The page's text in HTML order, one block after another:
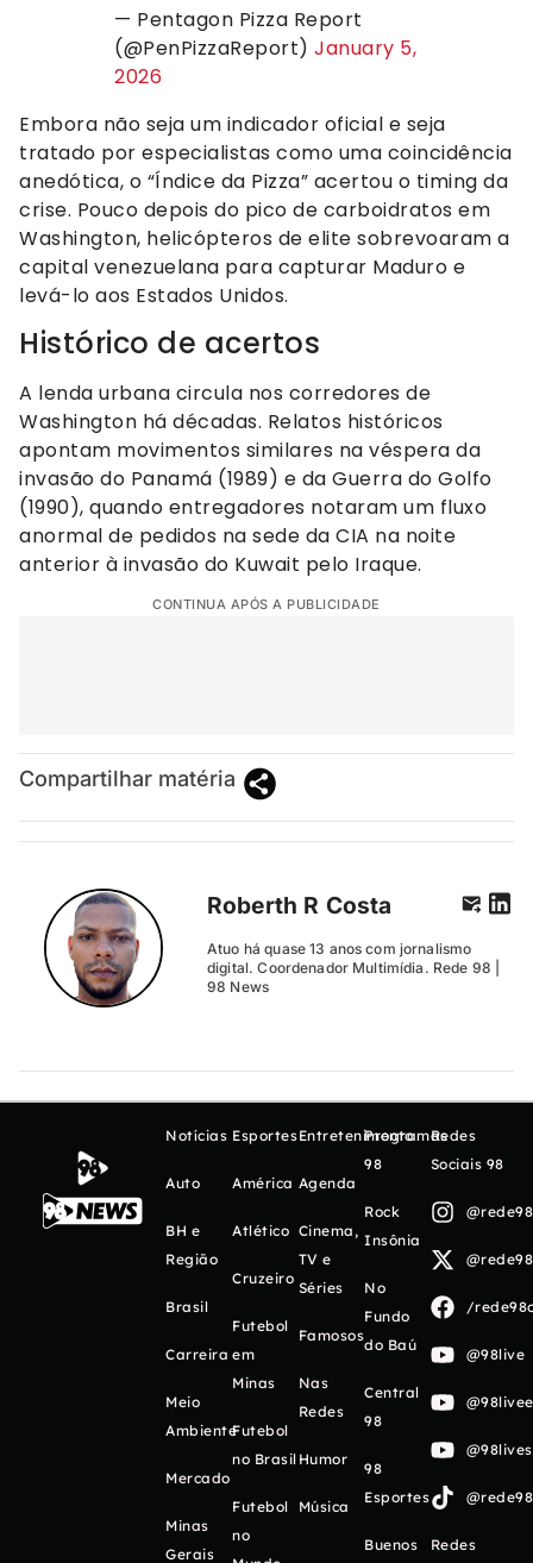
— Pentagon Pizza Report
(@PenPizzaReport) January 5,
2026
Embora não seja um indicador oficial e seja
tratado por especialistas como uma coincidência
anedótica, o “Índice da Pizza” acertou o timing da
crise. Pouco depois do pico de carboidratos em
Washington, helicópteros de elite sobrevoaram a
capital venezuelana para capturar Maduro e
levá-lo aos Estados Unidos.
Histórico de acertos
A lenda urbana circula nos corredores de
Washington há décadas. Relatos históricos
apontam movimentos similares na véspera da
invasão do Panamá (1989) e da Guerra do Golfo
(1990), quando entregadores notaram um fluxo
anormal de pedidos na sede da CIA na noite
anterior à invasão do Kuwait pelo Iraque.
CONTINUA APÓS A PUBLICIDADE
Compartilhar matéria
Roberth R Costa
Atuo há quase 13 anos com jornalismo
digital. Coordenador Multimídia. Rede 98 |
98 News
Notícias
Auto
BH e
Região
Brasil
Carreira
Meio
Ambiente
Mercado
Minas
Gerais
Esportes
América
Atlético
Cruzeiro
Futebol
em
Minas
Futebol
no Brasil
Futebol
no
Entretenimento
Agenda
Cinema,
TV e
Séries
Famosos
Nas
Redes
Humor
Música
Programas
98
Rock
Insônia
No
Fundo
do Baú
Central
98
98
Esportes
Buenos
Redes
Sociais 98
/
@98live
Redes